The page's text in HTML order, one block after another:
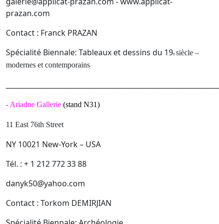
prazan.com
Contact : Franck PRAZAN
Spécialité Biennale: Tableaux et dessins du 19e siècle –
modernes et contemporains
- Ariadne Gallerie (stand N31)
11 East 76th Street
NY 10021 New-York – USA
Tél. : + 1 212 772 33 88
danyk50@yahoo.com
Contact : Torkom DEMIRJIAN